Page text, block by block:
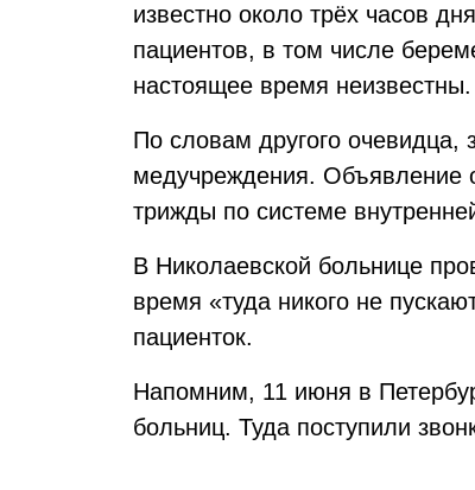
известно около трёх часов
пациентов, в том числе
настоящее время неизвестны.
По словам другого очевидца,
медучреждения. Объявление
трижды по системе
В Николаевской больнице
время «туда никого не
пациенток.
Напомним, 11 июня в
больниц. Туда поступили